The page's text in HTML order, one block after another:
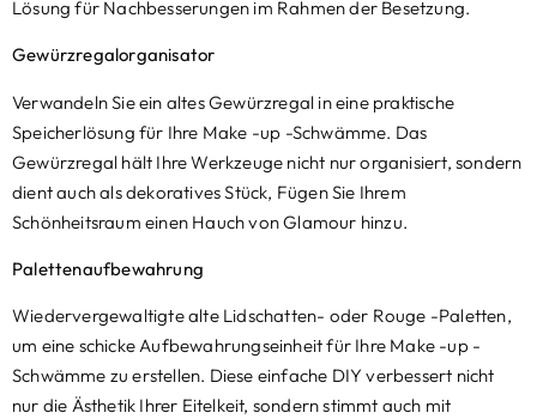
Lösung für Nachbesserungen im Rahmen der Besetzung.
Gewürzregalorganisator
Verwandeln Sie ein altes Gewürzregal in eine praktische
Speicherlösung für Ihre Make -up -Schwämme. Das
Gewürzregal hält Ihre Werkzeuge nicht nur organisiert, sondern
dient auch als dekoratives Stück, Fügen Sie Ihrem
Schönheitsraum einen Hauch von Glamour hinzu.
Palettenaufbewahrung
Wiedervergewaltigte alte Lidschatten- oder Rouge -Paletten,
um eine schicke Aufbewahrungseinheit für Ihre Make -up -
Schwämme zu erstellen. Diese einfache DIY verbessert nicht
nur die Ästhetik Ihrer Eitelkeit, sondern stimmt auch mit